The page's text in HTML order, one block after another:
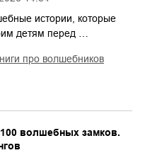
истории, которые
детям перед …
книги про волшебников
волшебных замков.